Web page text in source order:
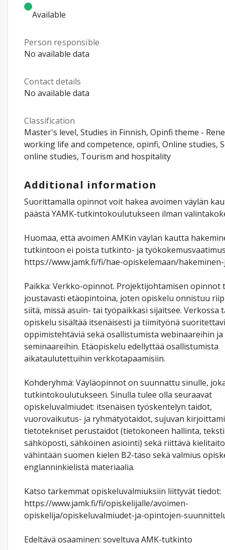
Available
Person responsible
No available data
Contact details
No available data
Classification
Master's level, Studies in Finnish, Opinfi theme -
working life and competence, opinfi, Online studies,
online studies, Tourism and hospitality
Additional information
Suorittamalla opinnot voit hakea avoimen väylän
päästä YAMK-tutkintokoulutukseen ilman
Huomaa, että avoimen AMKin väylän kautta
tutkintoon ei poista tutkinto- ja
https://www.jamk.fi/fi/hae-opiskelemaan/
Paikka: Verkko-opinnot. Projektijohtamisen opinnot
joustavasti etäopintoina, joten opiskelu onnistuu
siitä, missä asuin- tai työpaikkasi sijaitsee. Verkossa
opiskelu sisältää itsenäisesti ja tiimityönä
oppimistehtäviä sekä osallistumista webinaareihin ja
seminaareihin. Etäopiskelu edellyttää osallistumista
aikataulutettuihin verkkotapaamisiin.
Kohderyhmä: Väyläopinnot on suunnattu sinulle,
tutkintokoulutukseen. Sinulla tulee olla seuraavat
opiskeluvalmiudet: itsenäisen työskentelyn taidot,
vuorovaikutus- ja ryhmätyötaidot, sujuvan
tietotekniset perustaidot (tietokoneen hallinta,
sähköposti, sähköinen asiointi) sekä riittävä
vähintään suomen kielen B2-taso sekä valmius
englanninkielistä materiaalia.
Katso tarkemmat opiskeluvalmiuksiin liittyvät tiedot:
https://www.jamk.fi/fi/opiskelijalle/avoimen-
opiskelija/opiskeluvalmiudet-ja-opintojen-
Edeltävä osaaminen: soveltuva AMK-tutkinto